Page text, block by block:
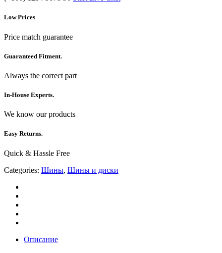
Low Prices
Price match guarantee
Guaranteed Fitment.
Always the correct part
In-House Experts.
We know our products
Easy Returns.
Quick & Hassle Free
Categories: Шины, Шины и диски
Описание